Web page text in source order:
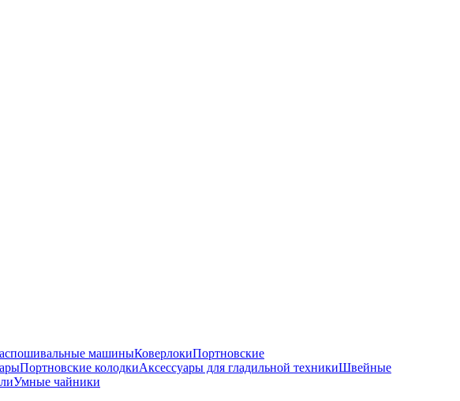
машиныКоверлокиПортновские
Портновские колодкиАксессуары для гладильной техникиШвейные
Умные чайники